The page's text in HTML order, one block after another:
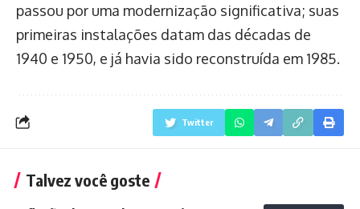
passou por uma modernização significativa; suas
primeiras instalações datam das décadas de
1940 e 1950, e já havia sido reconstruída em 1985.
Twitter
Talvez você goste